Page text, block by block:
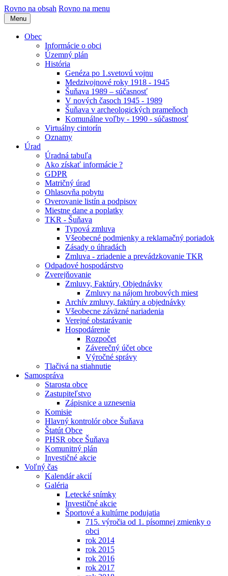
Rovno na obsah Rovno na menu
Menu
Obec
Informácie o obci
Územný plán
História
Genéza po 1.svetovú vojnu
Medzivojnové roky 1918 - 1945
Šuňava 1989 – súčasnosť
V nových časoch 1945 - 1989
Šuňava v archeologických prameňoch
Komunálne voľby - 1990 - súčastnosť
Virtuálny cintorín
Oznamy
Úrad
Úradná tabuľa
Ako získať informácie ?
GDPR
Matričný úrad
Ohlasovňa pobytu
Overovanie listín a podpisov
Miestne dane a poplatky
TKR - Šuňava
Typová zmluva
Všeobecné podmienky a reklamačný poriadok
Zásady o úhradách
Zmluva - zriadenie a prevádzkovanie TKR
Odpadové hospodárstvo
Zverejňovanie
Zmluvy, Faktúry, Objednávky
Zmluvy na nájom hrobových miest
Archív zmluvy, faktúry a objednávky
Všeobecne záväzné nariadenia
Verejné obstarávanie
Hospodárenie
Rozpočet
Záverečný účet obce
Výročné správy
Tlačivá na stiahnutie
Samospráva
Starosta obce
Zastupiteľstvo
Zápisnice a uznesenia
Komisie
Hlavný kontrolór obce Šuňava
Štatút Obce
PHSR obce Šuňava
Komunitný plán
Investičné akcie
Voľný čas
Kalendár akcií
Galéria
Letecké snímky
Investičné akcie
Športové a kultúrne podujatia
715. výročia od 1. písomnej zmienky o
obci
rok 2014
rok 2015
rok 2016
rok 2017